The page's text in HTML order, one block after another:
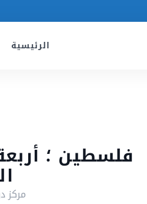
الرئيسية
فلسطين ؛
مركز